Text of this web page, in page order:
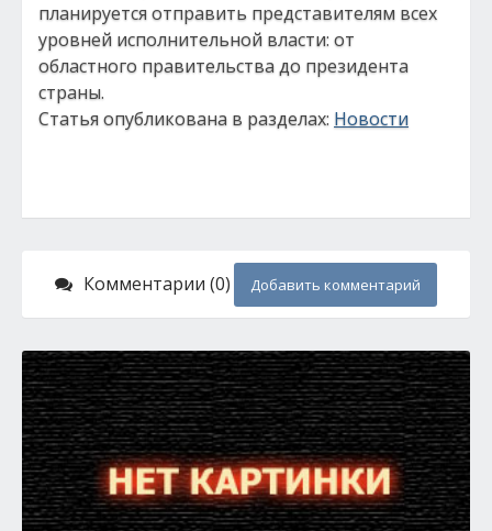
планируется отправить представителям всех
уровней исполнительной власти: от
областного правительства до президента
страны.
Статья опубликована в разделах: Новости
Комментарии (0) Добавить комментарий